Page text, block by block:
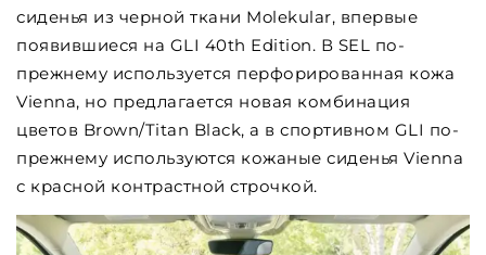
сиденья из черной ткани Molekular, впервые
появившиеся на GLI 40th Edition. В SEL по-
прежнему используется перфорированная кожа
Vienna, но предлагается новая комбинация
цветов Brown/Titan Black, а в спортивном GLI по-
прежнему используются кожаные сиденья Vienna
с красной контрастной строчкой.